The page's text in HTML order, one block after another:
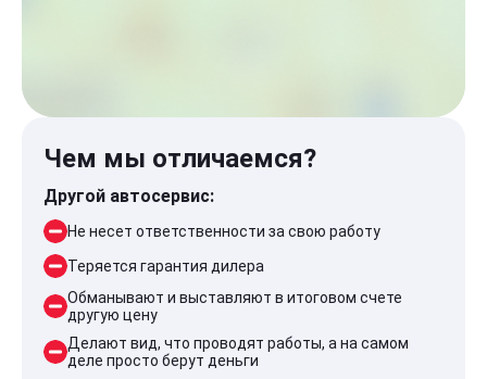
Чем мы отличаемся?
Другой автосервис:
Не несет ответственности за свою работу
Теряется гарантия дилера
Обманывают и выставляют в итоговом счете
другую цену
Делают вид, что проводят работы, а на самом
деле просто берут деньги